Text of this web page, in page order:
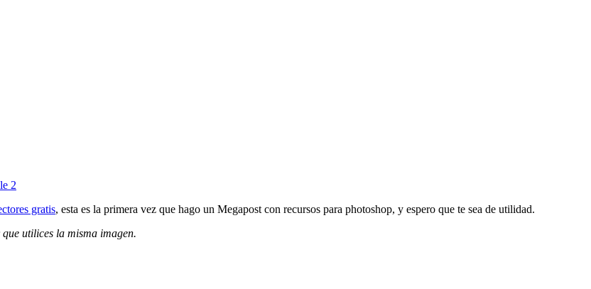
2
gratis, esta es la primera vez que hago un Megapost con recursos para photoshop, y espero que te sea de utilidad.
utilices la misma imagen.